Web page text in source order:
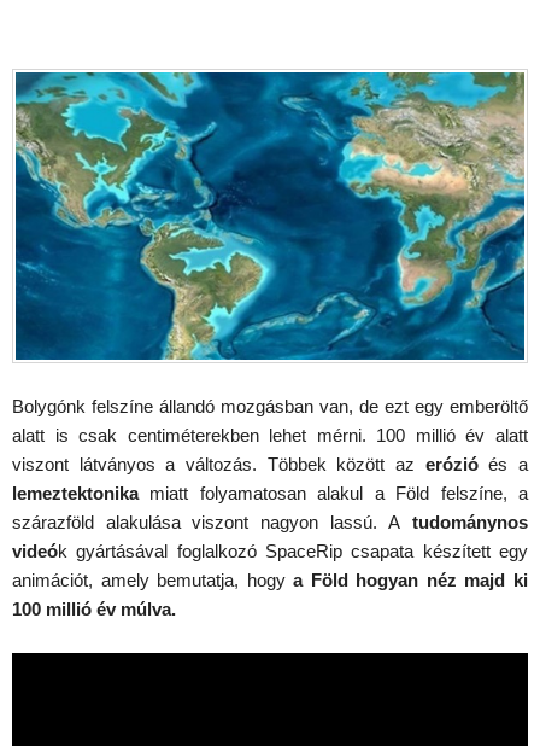
Bolygónk felszíne állandó mozgásban van, de ezt egy emberöltő
alatt is csak centiméterekben lehet mérni. 100 millió év alatt
viszont látványos a változás. Többek között az erózióés a
lemeztektonikamiatt folyamatosan alakul a Föld felszíne, a
szárazföld alakulása viszont nagyon lassú. A tudománynos
videók gyártásával foglalkozó SpaceRip csapata készített egy
animációt, amely bemutatja, hogya Föld hogyan néz majd ki
100 millió év múlva.